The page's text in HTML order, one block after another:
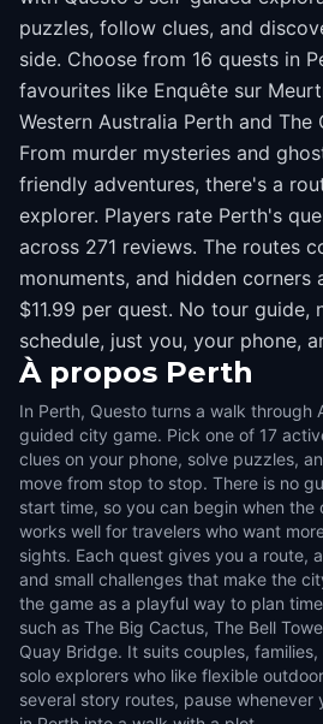
puzzles, follow clues, and
side. Choose from 16 quests in
favourites like Enquête sur
Western Australia Perth and The
From murder mysteries and
friendly adventures, there's a
explorer. Players rate Perth's
across 271 reviews. The routes
monuments, and hidden corners
$11.99 per quest. No tour guide,
schedule, just you, your phone,
À propos Perth
In Perth, Questo turns a walk through
guided city game. Pick one of 17
clues on your phone, solve puzzles,
move from stop to stop. There is no
start time, so you can begin when
works well for travelers who want
sights. Each quest gives you a route,
and small challenges that make the
the game as a playful way to plan
such as The Big Cactus, The Bell
Quay Bridge. It suits couples,
solo explorers who like flexible
several story routes, pause whenever